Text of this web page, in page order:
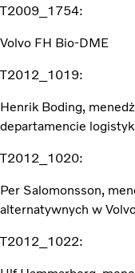
T2009_1754:
Volvo FH Bio-DME
T2012_1019:
Henrik Boding,
departamencie
T2012_1020:
Per Salomonsson,
alternatywnych w
T2012_1022: